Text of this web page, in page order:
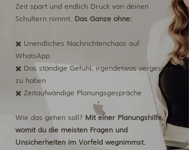
Zeit spart und endlich Druck von deinen
Schultern nimmt. Das Ganze ohne:
✖️ Unendliches Nachrichtenchaos auf
WhatsApp
✖️ Das ständige Gefühl, irgendetwas vergessen
zu haben
✖️ Zeitaufwändige Planungsgespräche
Wie das gehen soll? Mit einer Planungshilfe,
womit du die meisten Fragen und
Unsicherheiten im Vorfeld wegnimmst.